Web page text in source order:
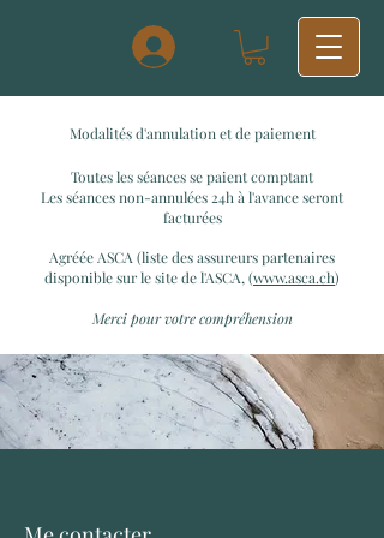
Modalités d'annulation et de paiement
Toutes les séances se paient comptant
Les séances non-annulées 24h à l'avance seront
facturées
Agréée ASCA (liste des assureurs partenaires
disponible sur le site de l'ASCA, (www.asca.ch)
Merci pour votre compréhension